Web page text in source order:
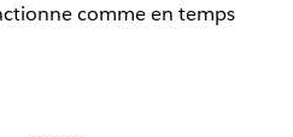
comme en temps